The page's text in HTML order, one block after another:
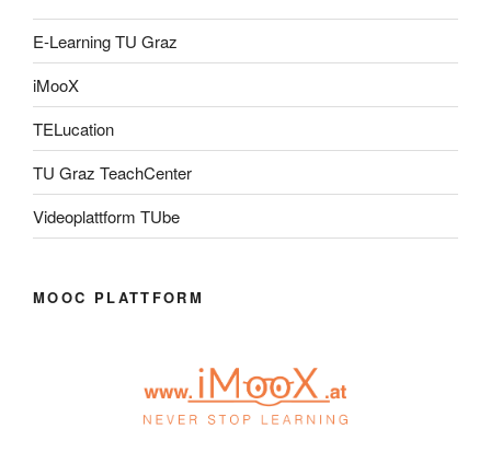
E-Learning TU Graz
iMooX
TELucation
TU Graz TeachCenter
Videoplattform TUbe
MOOC PLATTFORM